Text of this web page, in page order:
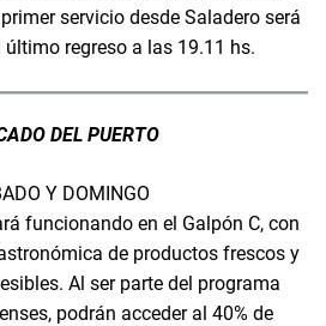
servicio desde Saladero será
último regreso a las 19.11 hs.
DEL PUERTO
Y DOMINGO
funcionando en el Galpón C, con
de productos frescos y
Al ser parte del programa
podrán acceder al 40% de